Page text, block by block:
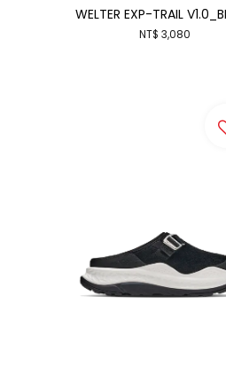
WELTER EXP-TRAIL
NT$ 3,080